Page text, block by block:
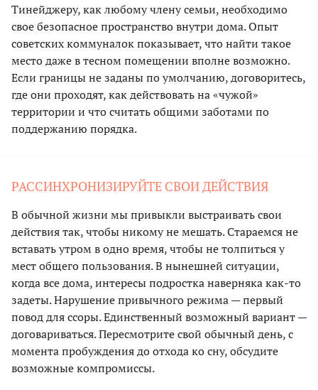
Тинейджеру, как любому члену семьи, необходимо
свое безопасное пространство внутри дома. Опыт
советских коммуналок показывает, что найти такое
место даже в тесном помещении вполне возможно.
Если границы не заданы по умолчанию, договоритесь,
где они проходят, как действовать на «чужой»
территории и что считать общими заботами по
поддержанию порядка.
РАССИНХРОНИЗИРУЙТЕ СВОИ ДЕЙСТВИЯ
В обычной жизни мы привыкли выстраивать свои
действия так, чтобы никому не мешать. Стараемся не
вставать утром в одно время, чтобы не толпиться у
мест общего пользования. В нынешней ситуации,
когда все дома, интересы подростка наверняка как-то
задеты. Нарушение привычного режима — первый
повод для ссоры. Единственный возможный вариант —
договариваться. Пересмотрите свой обычный день, с
момента пробуждения до отхода ко сну, обсудите
возможные компромиссы.